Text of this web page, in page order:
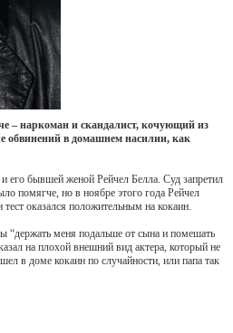
– наркоман и скандалист, кочующий из
обвинений в домашнем насилии, как
его бывшей женой Рейчел Белла. Суд запретил
помягче, но в ноябре этого года Рейчел
оказался положительным на кокаин.
“держать меня подальше от сына и помешать
на плохой внешний вид актера, который не
в доме кокаин по случайности, или папа так